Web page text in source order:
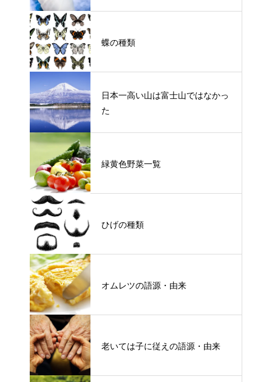
蝶の種類
日本一高い山は富士山ではなかっ
た
緑黄色野菜一覧
ひげの種類
オムレツの語源・由来
老いては子に従えの語源・由来